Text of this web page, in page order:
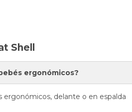
Shell
ergonómicos?
delante o en espalda